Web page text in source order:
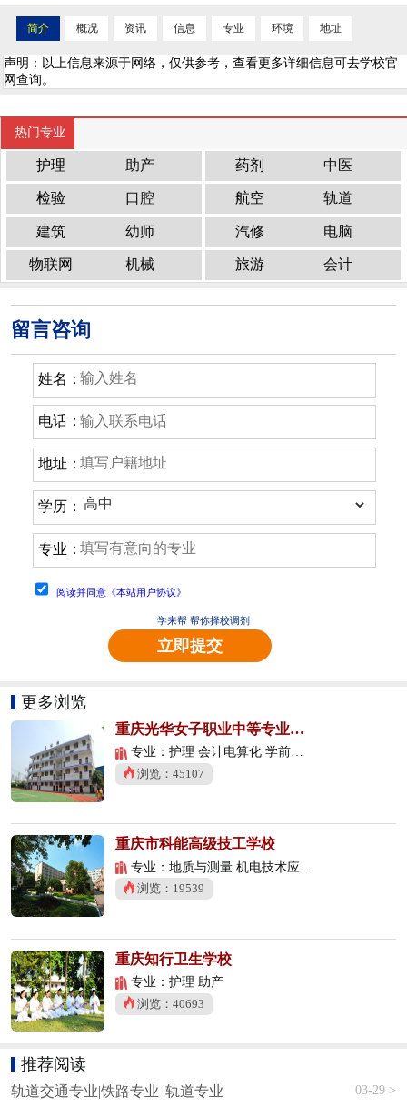
简介 概况 资讯 信息 专业 环境 地址
声明：以上信息来源于网络，仅供参考，查看更多详细信息可去学校官
网查询。
热门专业
护理 助产 药剂 中医
检验 口腔 航空 轨道
建筑 幼师 汽修 电脑
物联网 机械 旅游 会计
留言咨询
姓名：
电话：
地址：
学历：
专业：
阅读并同意《本站用户协议》
学来帮 帮你择校调剂
立即提交
更多浏览
重庆光华女子职业中等专业学校
专业：护理 会计电算化 学前教育
浏览：45107
重庆市科能高级技工学校
专业：地质与测量 机电技术应用 数控技术应用
浏览：19539
重庆知行卫生学校
专业：护理 助产
浏览：40693
推荐阅读
轨道交通专业|铁路专业 |轨道专业 03-29 >